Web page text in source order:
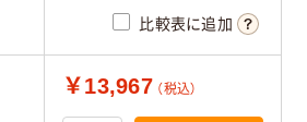
比較表に追加
￥13,967 （税込）